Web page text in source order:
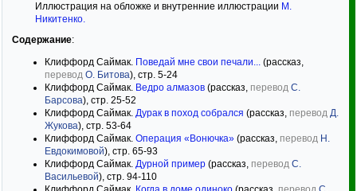
Иллюстрация на обложке и внутренние иллюстрации М.
Никитенко.
Содержание:
Клиффорд Саймак. Поведай мне свои печали... (рассказ,
перевод О. Битова), стр. 5-24
Клиффорд Саймак. Ведро алмазов (рассказ, перевод С.
Барсова), стр. 25-52
Клиффорд Саймак. Дурак в поход собрался (рассказ, перевод Д.
Жукова), стр. 53-64
Клиффорд Саймак. Операция «Вонючка» (рассказ, перевод Н.
Евдокимовой), стр. 65-93
Клиффорд Саймак. Дурной пример (рассказ, перевод С.
Васильевой), стр. 94-110